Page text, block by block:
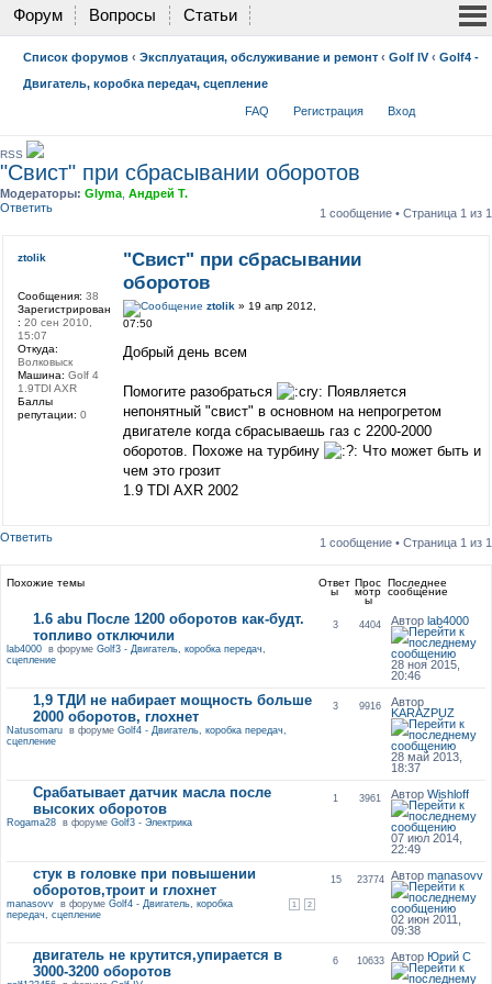
Форум Вопросы Статьи
Список форумов ‹ Эксплуатация, обслуживание и ремонт ‹ Golf IV ‹ Golf4 -
Двигатель, коробка передач, сцепление
FAQ Регистрация Вход
RSS
"Свист" при сбрасывании оборотов
Модераторы: Glyma Андрей Т.
Ответить
1 сообщение • Страница 1 из 1
"Свист" при сбрасывании
оборотов
ztolik» 19 апр 2012,
07:50
Добрый день всем
Помогите разобраться
Появляется
непонятный "свист" в основном на непрогретом
двигателе когда сбрасываешь газ с 2200-2000
оборотов. Похоже на турбину
Что может быть и
чем это грозит
1.9 TDI AXR 2002
ztolik
Сообщения: 38
Зарегистрирован
: 20 сен 2010,
15:07
Откуда:
Волковыск
Машина: Golf 4
1.9TDI AXR
Баллы
репутации: 0
Ответить 1 сообщение • Страница 1 из 1
Похожие темы Ответ
ы
Прос
мотр
ы
Последнее
сообщение
1.6 abu После 1200 оборотов как-будт.
топливо отключили
lab4000в форуме Golf3 - Двигатель, коробка передач,
сцепление
3 4404 Авторlab4000
28 ноя 2015,
20:46
1,9 ТДИ не набирает мощность больше
2000 оборотов, глохнет
Natusomaruв форуме Golf4 - Двигатель, коробка передач,
сцепление
3 9916
Автор
KARAZPUZ
28 май 2013,
18:37
Срабатывает датчик масла после
высоких оборотов
Rogama28в форуме Golf3 - Электрика
1 3961 АвторWishloff
07 июл 2014,
22:49
стук в головке при повышении
оборотов,троит и глохнет
1 2
manasovvв форуме Golf4 - Двигатель, коробка
передач, сцепление
15 23774 Авторmanasovv
02 июн 2011,
09:38
двигатель не крутится,упирается в
3000-3200 оборотов
6 10633 Автор Юрий С